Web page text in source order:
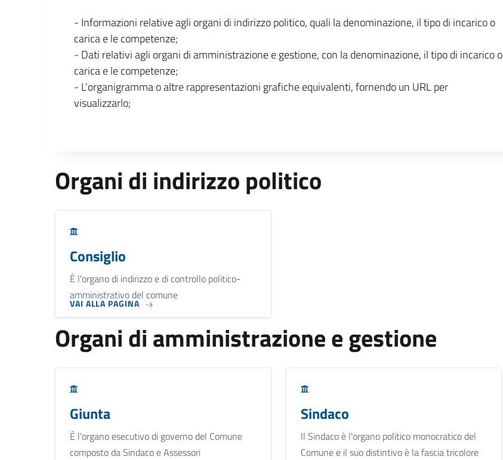
- Informazioni relative agli organi di indirizzo politico, quali la denominazione, il tipo di incarico o
carica e le competenze;
- Dati relativi agli organi di amministrazione e gestione, con la denominazione, il tipo di incarico o
carica e le competenze;
- L'organigramma o altre rappresentazioni grafiche equivalenti, fornendo un URL per
visualizzarlo;
Organi di indirizzo politico
Consiglio
È l'organo di indirizzo e di controllo politico-
amministrativo del comune
VAI ALLA PAGINA
Organi di amministrazione e gestione
Giunta
È l'organo esecutivo di governo del Comune
composto da Sindaco e Assessori
Sindaco
Il Sindaco è l'organo politico monocratico del
Comune e il suo distintivo è la fascia tricolore